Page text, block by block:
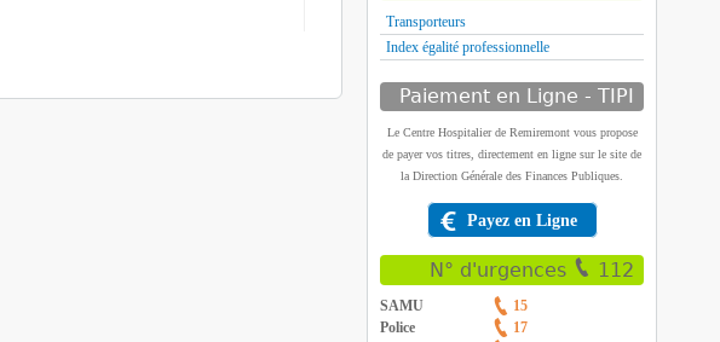
Transporteurs
Index égalité professionnelle
Paiement en Ligne - TIPI
Le Centre Hospitalier de Remiremont vous propose
de payer vos titres, directement en ligne sur le site de
la Direction Générale des Finances Publiques.
Payez en Ligne
N° d'urgences 112
SAMU
15
Police
17